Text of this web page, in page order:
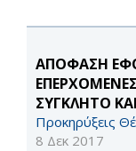
ΑΠΟΦΑΣΗ
ΣΥΓΚΛΗΤΟ
Προκηρύξεις
8 Δεκ 2017